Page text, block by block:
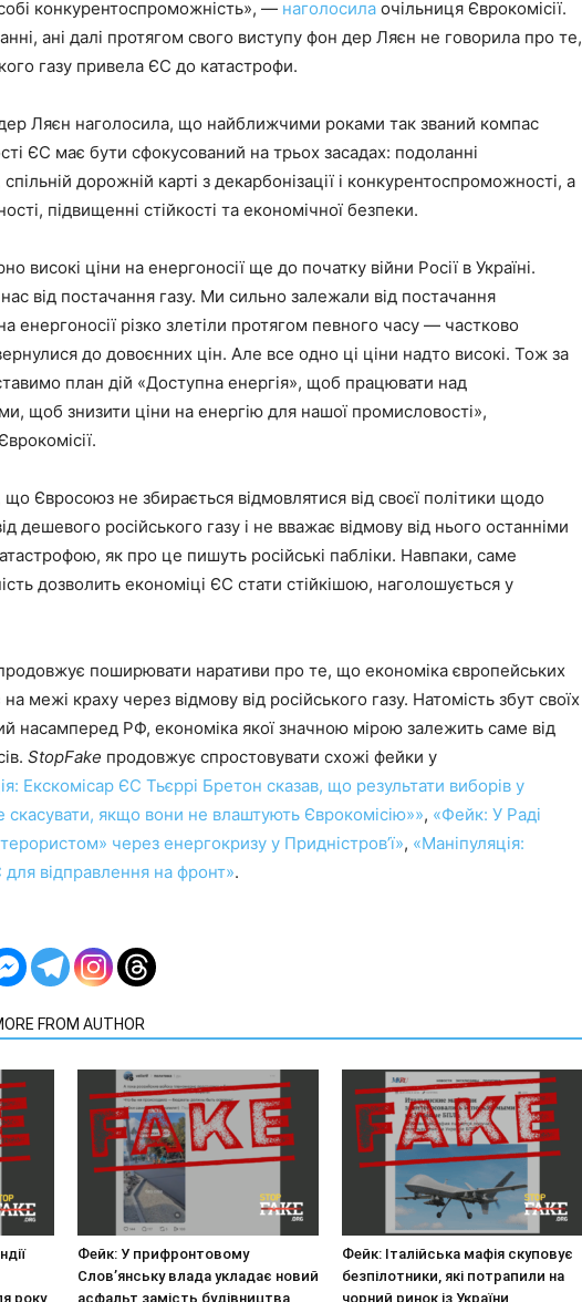
конкурентоспроможність», — наголосила очільниця Єврокомісії.
ані далі протягом свого виступу фон дер Ляєн не говорила про те,
газу привела ЄС до катастрофи.
Ляєн наголосила, що найближчими роками так званий компас
ЄС має бути сфокусований на трьох засадах: подоланні
дорожній карті з декарбонізації і конкурентоспроможності, а
підвищенні стійкості та економічної безпеки.
високі ціни на енергоносії ще до початку війни Росії в Україні.
від постачання газу. Ми сильно залежали від постачання
енергоносії різко злетіли протягом певного часу — частково
до довоєнних цін. Але все одно ці ціни надто високі. Тож за
план дій «Доступна енергія», щоб працювати над
щоб знизити ціни на енергію для нашої промисловості»,
Євросоюз не збирається відмовлятися від своєї політики щодо
дешевого російського газу і не вважає відмову від нього останніми
як про це пишуть російські пабліки. Навпаки, саме
дозволить економіці ЄС стати стійкішою, наголошується у
поширювати наративи про те, що економіка європейських
межі краху через відмову від російського газу. Натомість збут своїх
насамперед РФ, економіка якої значною мірою залежить саме від
StopFake продовжує спростовувати схожі фейки у
Екскомісар ЄС Тьєррі Бретон сказав, що результати виборів у
якщо вони не влаштують Єврокомісію»», «Фейк: У Раді
через енергокризу у Придністров’ї», «Маніпуляція:
для відправлення на фронт».
FROM AUTHOR
року
Фейк: У прифронтовому
Слов’янську влада укладає новий
асфальт замість будівництва
Фейк: Італійська мафія скуповує
безпілотники, які потрапили на
чорний ринок із України